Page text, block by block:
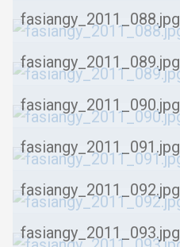
fasiangy_2011_088.jpg
fasiangy_2011_089.jpg
fasiangy_2011_090.jpg
fasiangy_2011_091.jpg
fasiangy_2011_092.jpg
fasiangy_2011_093.jpg